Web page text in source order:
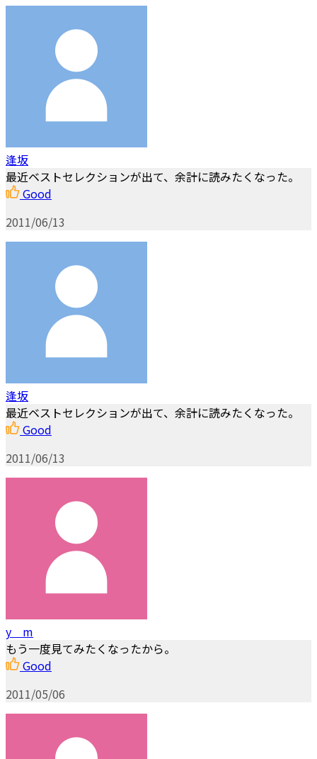
逢坂
最近ベストセレクションが出て、余計に読みたくなった。
Good
2011/06/13
逢坂
最近ベストセレクションが出て、余計に読みたくなった。
Good
2011/06/13
y m
もう一度見てみたくなったから。
Good
2011/05/06